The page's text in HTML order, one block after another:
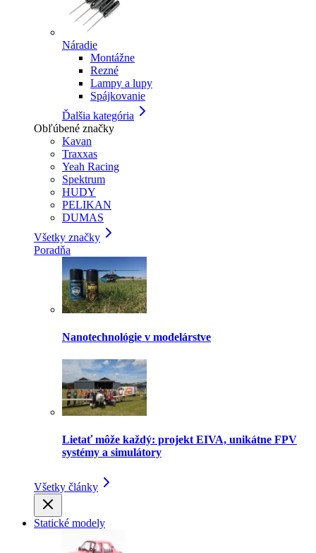
Náradie
Montážne
Rezné
Lampy a lupy
Spájkovanie
Ďalšia kategória
Obľúbené značky
Kavan
Traxxas
Yeah Racing
Spektrum
HUDY
PELIKAN
DUMAS
Všetky značky
Poradňa
Nanotechnológie v modelárstve
Lietať môže každý: projekt EIVA, unikátne FPV
systémy a simulátory
Všetky články
Statické modely